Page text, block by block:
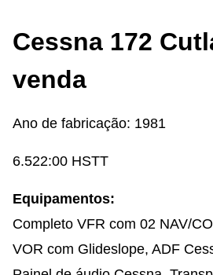
Cessna 172
venda
Ano de fabricação: 1981
6.522:00 HSTT
Equipamentos:
Completo VFR com 02 NAV/
VOR com Glideslope, ADF